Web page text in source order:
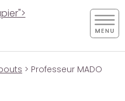
> Professeur MADO